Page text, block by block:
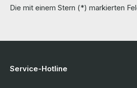
Die mit einem Stern (*) markierten
Service-Hotline